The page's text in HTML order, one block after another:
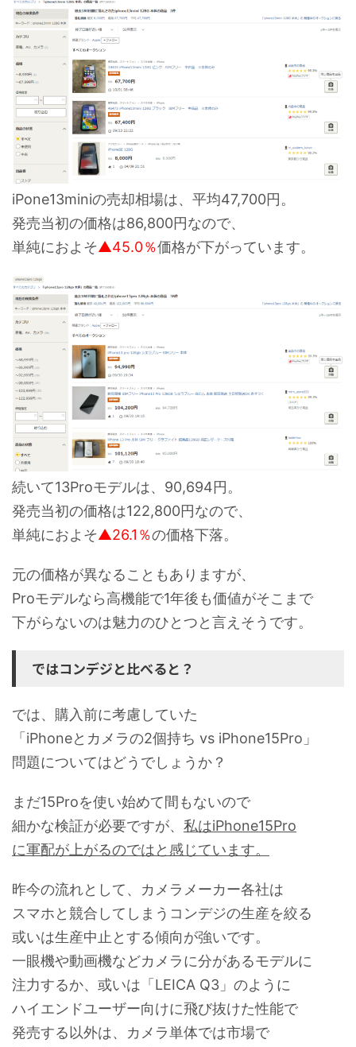
iPone13miniの売却相場は、平均47,700円。
発売当初の価格は86,800円なので、
単純におよそ▲45.0％価格が下がっています。
続いて13Proモデルは、90,694円。
発売当初の価格は122,800円なので、
単純におよそ▲26.1％の価格下落。
元の価格が異なることもありますが、
Proモデルなら高機能で1年後も価値がそこまで
下がらないのは魅力のひとつと言えそうです。
ではコンデジと比べると？
では、購入前に考慮していた
「iPhoneとカメラの2個持ち vs iPhone15Pro」
問題についてはどうでしょうか？
まだ15Proを使い始めて間もないので
細かな検証が必要ですが、 私はiPhone15Pro
に軍配が上がるのではと感じています。
昨今の流れとして、カメラメーカー各社は
スマホと競合してしまうコンデジの生産を絞る
或いは生産中止とする傾向が強いです。
一眼機や動画機などカメラに分があるモデルに
注力するか、或いは「LEICA Q3」のように
ハイエンドユーザー向けに飛び抜けた性能で
発売する以外は、カメラ単体では市場で